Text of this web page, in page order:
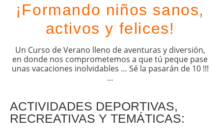
¡Formando niños sanos,
activos y felices!
Un Curso de Verano lleno de aventuras y diversión,
en donde nos comprometemos a que tú peque pase
unas vacaciones inolvidables … Sé la pasarán de 10 !!!
…
ACTIVIDADES DEPORTIVAS,
RECREATIVAS Y TEMÁTICAS: